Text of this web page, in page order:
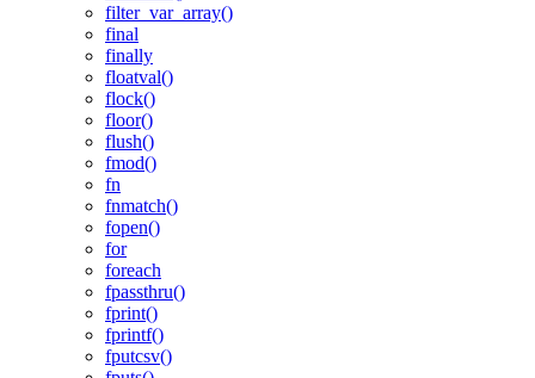
filter_var_array()
final
finally
floatval()
flock()
floor()
flush()
fmod()
fn
fnmatch()
fopen()
for
foreach
fpassthru()
fprint()
fprintf()
fputcsv()